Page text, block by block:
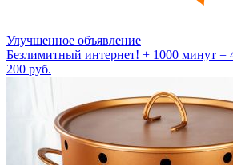
Улучшенное объявление
Безлимитный интернет! + 1000 минут =
200 руб.